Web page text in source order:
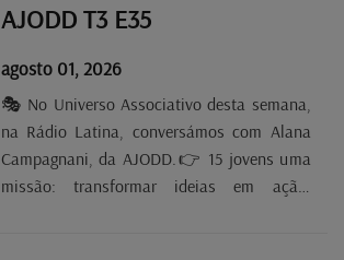
AJODD T3 E35
agosto 01, 2026
🎭 No Universo Associativo desta semana,
na Rádio Latina, conversámos com Alana
Campagnani, da AJODD.👉 15 jovens uma
missão: transformar ideias em ação.